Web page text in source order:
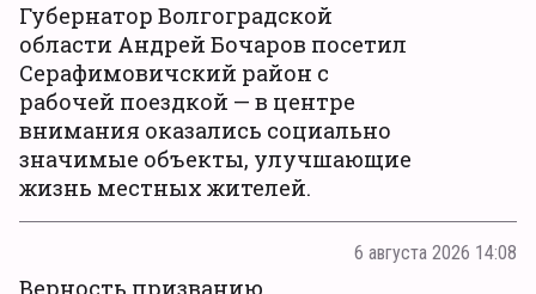
Губернатор Волгоградской
области Андрей Бочаров посетил
Серафимовичский район с
рабочей поездкой — в центре
внимания оказались социально
значимые объекты, улучшающие
жизнь местных жителей.
6 августа 2026 14:08
Верность призванию